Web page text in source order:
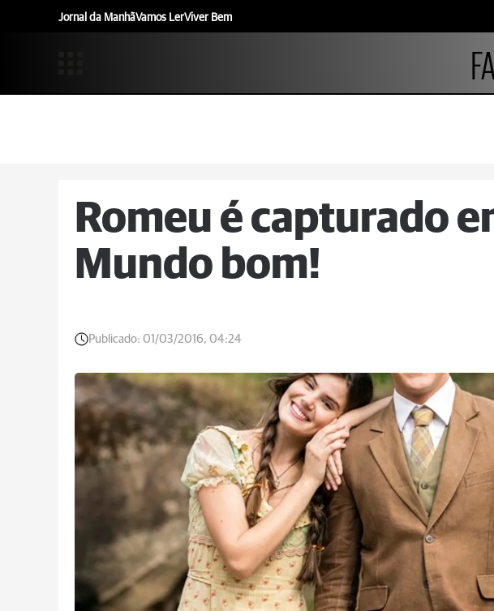
Jornal da ManhãVamos LerViver Bem
Romeu é capturado
Mundo bom!
Publicado: 01/03/2016, 04:24